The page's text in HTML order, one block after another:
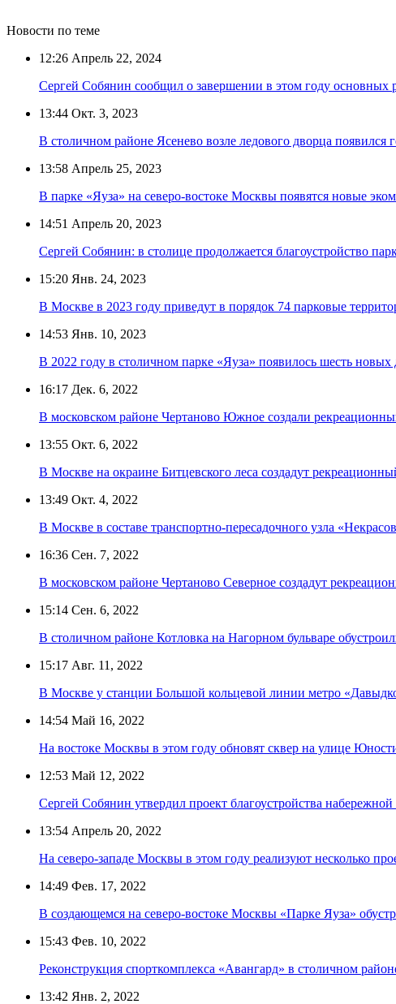
Новости по теме
12:26 Апрель 22, 2024
Сергей Собянин сообщил о завершении в этом году основных
13:44 Окт. 3, 2023
В столичном районе Ясенево возле ледового дворца появился
13:58 Апрель 25, 2023
В парке «Яуза» на северо-востоке Москвы появятся новые
14:51 Апрель 20, 2023
Сергей Собянин: в столице продолжается благоустройство
15:20 Янв. 24, 2023
В Москве в 2023 году приведут в порядок 74 парковые
14:53 Янв. 10, 2023
В 2022 году в столичном парке «Яуза» появилось шесть новых
16:17 Дек. 6, 2022
В московском районе Чертаново Южное создали
13:55 Окт. 6, 2022
В Москве на окраине Битцевского леса создадут
13:49 Окт. 4, 2022
В Москве в составе транспортно-пересадочного узла
16:36 Сен. 7, 2022
В московском районе Чертаново Северное создадут
15:14 Сен. 6, 2022
В столичном районе Котловка на Нагорном бульваре
15:17 Авг. 11, 2022
В Москве у станции Большой кольцевой линии метро
14:54 Май 16, 2022
На востоке Москвы в этом году обновят сквер на улице
12:53 Май 12, 2022
Сергей Собянин утвердил проект благоустройства
13:54 Апрель 20, 2022
На северо-западе Москвы в этом году реализуют несколько
14:49 Фев. 17, 2022
В создающемся на северо-востоке Москвы «Парке Яуза»
15:43 Фев. 10, 2022
Реконструкция спорткомплекса «Авангард» в столичном
13:42 Янв. 2, 2022